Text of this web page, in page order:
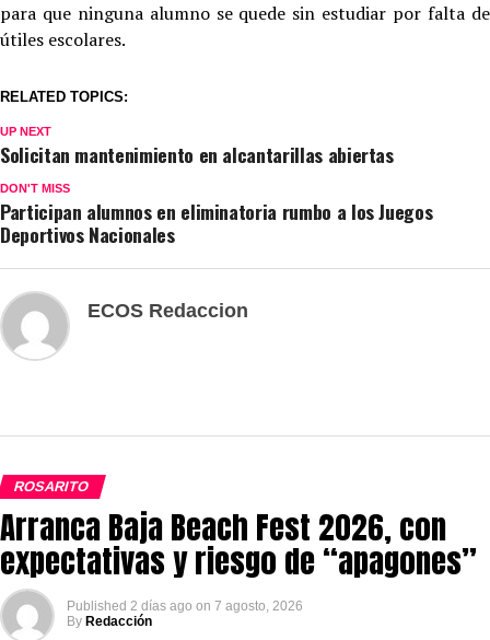
para que ninguna alumno se quede sin estudiar por falta de
útiles escolares.
RELATED TOPICS:
UP NEXT
Solicitan mantenimiento en alcantarillas abiertas
DON'T MISS
Participan alumnos en eliminatoria rumbo a los Juegos
Deportivos Nacionales
ECOS Redaccion
ROSARITO
Arranca Baja Beach Fest 2026, con
expectativas y riesgo de “apagones”
Published 2 días ago on 7 agosto, 2026
By Redacción